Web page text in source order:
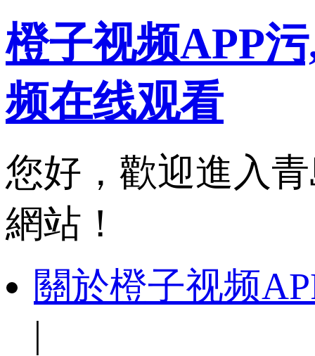
橙子视频APP
频在线观看
您好，歡迎
網站！
關於橙子视频
|